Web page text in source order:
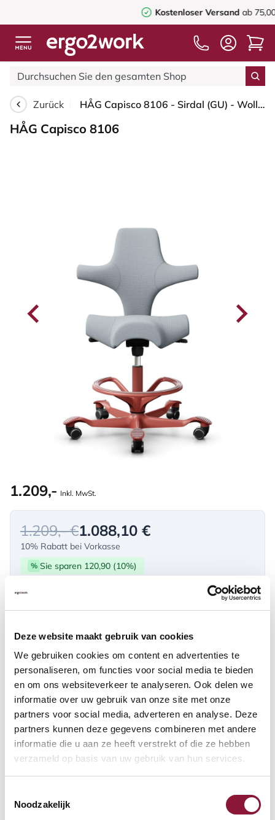
Deze website maakt gebruik van cookies
We gebruiken cookies om content en advertenties te
personaliseren, om functies voor social media te bieden
en om ons websiteverkeer te analyseren. Ook delen we
informatie over uw gebruik van onze site met onze
partners voor social media, adverteren en analyse. Deze
partners kunnen deze gegevens combineren met andere
informatie die u aan ze heeft verstrekt of die ze hebben
verzameld op basis van uw gebruik van hun services.
Noodzakelijk
Kostenloser Versandab 75,00€
Zurück HÅG Capisco 8106 - Sirdal (GU) - Wolle - SRD120 Light grey - Blush Rose - 200 mm (Sitzhöhe 46-64cm) - Harte Rollen für weiche Böden
HÅG Capisco 8106
1.209,- Inkl. MwSt.
1.209,- €1.088,10 €
10% Rabatt bei Vorkasse
% Sie sparen 120,90 (10%)
Verfügbar
Lieferzeit: 3-6 Wochen
Anzahl:
In den Warenkorb
Auf der Suche nach Stückzahlen? Machen Sie Ihren Arbeitsplatz
komplett und fordern Sie direkt ein individuelles Angebot an.